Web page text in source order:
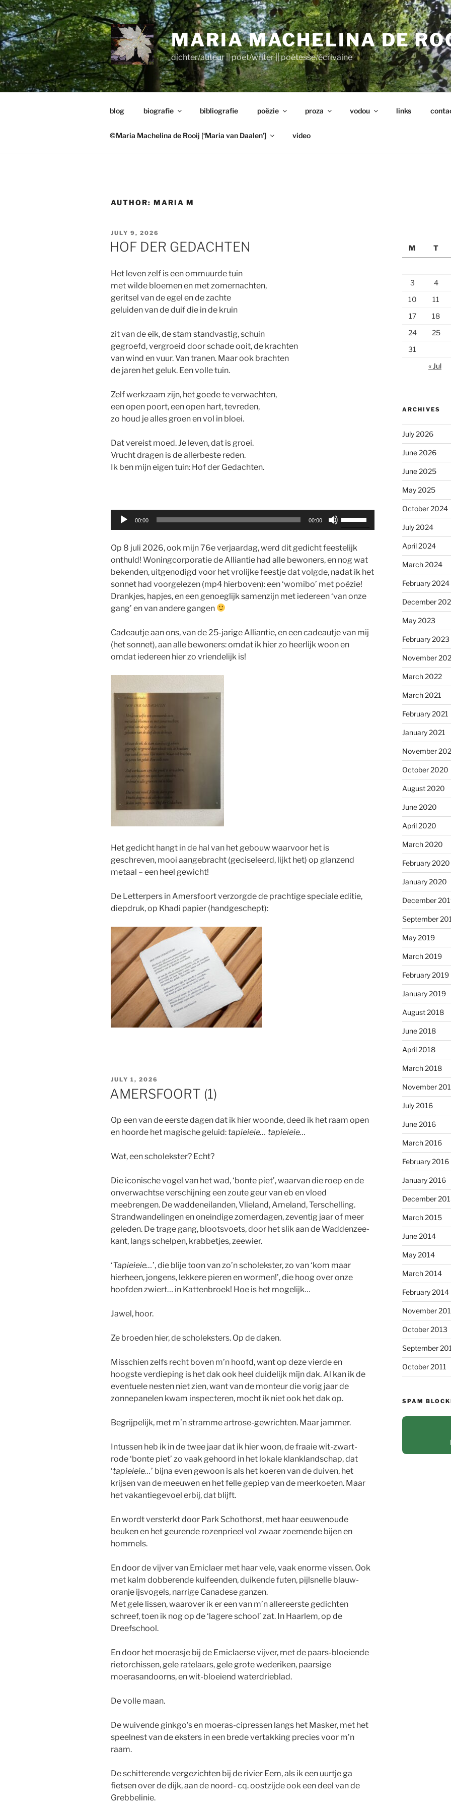
Skip
to
content
MARIA MACHELINA DE
dichter/auteur || poet/writer || poétesse/écrivaine
blog biografie bibliografie poëzie proza vodou links
©Maria Machelina de Rooij [‘Maria van Daalen’] video
AUTHOR: MARIA M
POSTED
ON
JULY 9, 2026
HOF DER GEDACHTEN
Het leven zelf is een ommuurde tuin
met wilde bloemen en met zomernachten,
geritsel van de egel en de zachte
geluiden van de duif die in de kruin
zit van de eik, de stam standvastig, schuin
gegroefd, vergroeid door schade ooit, de krachten
van wind en vuur. Van tranen. Maar ook brachten
de jaren het geluk. Een volle tuin.
Zelf werkzaam zijn, het goede te verwachten,
een open poort, een open hart, tevreden,
zo houd je alles groen en vol in bloei.
Dat vereist moed. Je leven, dat is groei.
Vrucht dragen is de allerbeste reden.
Ik ben mijn eigen tuin: Hof der Gedachten.
Audio
00:00 00:00
keys
to
increase
or
decrease
Op 8 juli 2026, ook mijn 76e verjaardag, werd dit gedicht feestelijk
onthuld! Woningcorporatie de Alliantie had alle bewoners, en nog wat
bekenden, uitgenodigd voor het vrolijke feestje dat volgde, nadat ik het
sonnet had voorgelezen (mp4 hierboven): een ‘womibo’ met poëzie!
Drankjes, hapjes, en een genoeglijk samenzijn met iedereen ‘van onze
gang’ en van andere gangen
Cadeautje aan ons, van de 25-jarige Alliantie, en een cadeautje van mij
(het sonnet), aan alle bewoners: omdat ik hier zo heerlijk woon en
omdat iedereen hier zo vriendelijk is!
Het gedicht hangt in de hal van het gebouw waarvoor het is
geschreven, mooi aangebracht (geciseleerd, lijkt het) op glanzend
metaal – een heel gewicht!
De Letterpers in Amersfoort verzorgde de prachtige speciale editie,
diepdruk, op Khadi papier (handgeschept):
POSTED
JULY 1, 2026
AMERSFOORT (1)
Op een van de eerste dagen dat ik hier woonde, deed ik het raam open
en hoorde het magische geluid: tapieieie… tapieieie…
Wat, een scholekster? Echt?
Die iconische vogel van het wad, ‘bonte piet’, waarvan die roep en de
onverwachtse verschijning een zoute geur van eb en vloed
meebrengen. De waddeneilanden, Vlieland, Ameland, Terschelling.
Strandwandelingen en oneindige zomerdagen, zeventig jaar of meer
geleden. De trage gang, blootsvoets, door het slik aan de Waddenzee-
kant, langs schelpen, krabbetjes, zeewier.
‘Tapieieie…’, die blije toon van zo’n scholekster, zo van ‘kom maar
hierheen, jongens, lekkere pieren en wormen!’, die hoog over onze
hoofden zwiert… in Kattenbroek! Hoe is het mogelijk…
Jawel, hoor.
Ze broeden hier, de scholeksters. Op de daken.
Misschien zelfs recht boven m’n hoofd, want op deze vierde en
hoogste verdieping is het dak ook heel duidelijk míjn dak. Al kan ik de
eventuele nesten niet zien, want van de monteur die vorig jaar de
zonnepanelen kwam inspecteren, mocht ik niet ook het dak op.
Begrijpelijk, met m’n stramme artrose-gewrichten. Maar jammer.
Intussen heb ik in de twee jaar dat ik hier woon, de fraaie wit-zwart-
rode ‘bonte piet’ zo vaak gehoord in het lokale klanklandschap, dat
‘tapieieie…’ bijna even gewoon is als het koeren van de duiven, het
krijsen van de meeuwen en het felle gepiep van de meerkoeten. Maar
het vakantiegevoel erbij, dat blijft.
En wordt versterkt door Park Schothorst, met haar eeuwenoude
beuken en het geurende rozenprieel vol zwaar zoemende bijen en
hommels.
En door de vijver van Emiclaer met haar vele, vaak enorme vissen. Ook
met kalm dobberende kuifeenden, duikende futen, pijlsnelle blauw-
oranje ijsvogels, narrige Canadese ganzen.
Met gele lissen, waarover ik er een van m’n allereerste gedichten
schreef, toen ik nog op de ‘lagere school’ zat. In Haarlem, op de
Dreefschool.
En door het moerasje bij de Emiclaerse vijver, met de paars-bloeiende
rietorchissen, gele ratelaars, gele grote wederiken, paarsige
moerasandoorns, en wit-bloeiend waterdrieblad.
De volle maan.
De wuivende ginkgo’s en moeras-cipressen langs het Masker, met het
speelnest van de eksters in een brede vertakking precies voor m’n
raam.
De schitterende vergezichten bij de rivier Eem, als ik een uurtje ga
fietsen over de dijk, aan de noord- cq. oostzijde ook een deel van de
Grebbelinie.
M T
3
4
10
11
17
18
24
25
31
« Jul
ARCHIVES
July 2026
June 2026
June 2025
May 2025
October 2024
July 2024
April 2024
March 2024
February 2024
December
May 2023
February 2023
November
March 2022
March 2021
February 2021
January 2021
November
October 2020
August 2020
June 2020
April 2020
March 2020
February 2020
January 2020
December
September
May 2019
March 2019
February 2019
January 2019
August 2018
June 2018
April 2018
March 2018
November
July 2016
June 2016
March 2016
February 2016
January 2016
December
March 2015
June 2014
May 2014
March 2014
February 2014
November
October 2013
September
October 2011
SPAM